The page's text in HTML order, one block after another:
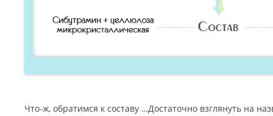
Что-ж, обратимся к составу …Достаточно взглянуть на